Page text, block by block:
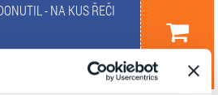
- NA KUS ŘEČI
Koupit